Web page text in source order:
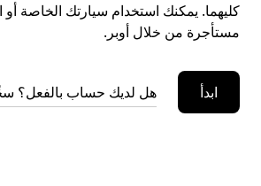
كليهما. يمكنك استخدام سيارتك الخاصة أو
مستأجرة من خلال أوبر.
ابدأ هل لديك حساب بالفعل؟